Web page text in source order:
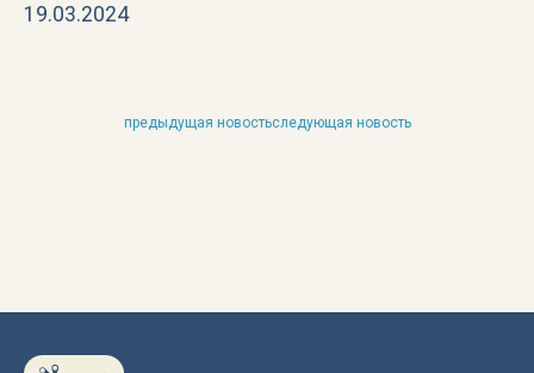
19.03.2024
предыдущая новостьследующая новость